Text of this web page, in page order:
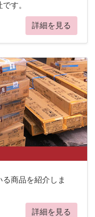
す。
詳細を見る
商品を紹介しま
詳細を見る